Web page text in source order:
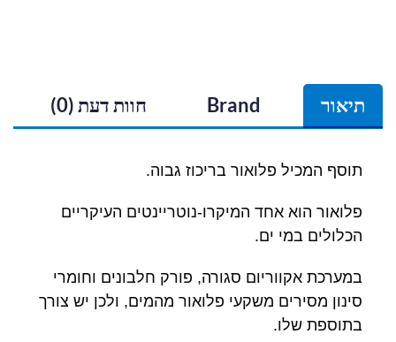
תיאור Brand חוות דעת (0)
תוסף המכיל פלואור בריכוז גבוה.
פלואור הוא אחד המיקרו-נוטריינטים העיקריים
הכלולים במי ים.
במערכת אקווריום סגורה, פורק חלבונים וחומרי
סינון מסירים משקעי פלואור מהמים, ולכן יש צורך
בתוספת שלו.